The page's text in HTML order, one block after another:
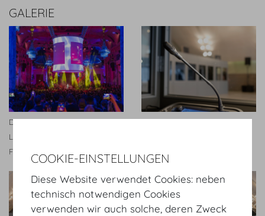
GALERIE
Darstellung aufwändiger
Licht- und Bühnentechnik im
Festsaal der Hofburg Vienna
© Bernhard AV
COOKIE-EINSTELLUNGEN
Diese Website verwendet Cookies: neben
technisch notwendigen Cookies
verwenden wir auch solche, deren Zweck